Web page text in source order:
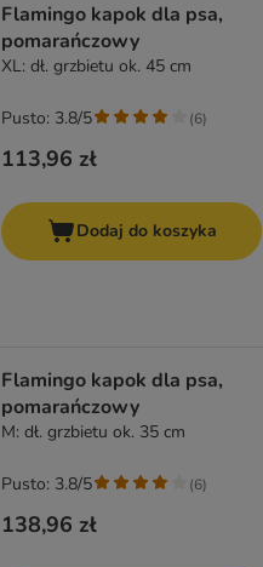
Flamingo kapok dla psa,
pomarańczowy
XL: dł. grzbietu ok. 45 cm
113,96 zł
Pusto: 3.8/5 (6)
Dodaj do koszyka
Flamingo kapok dla psa,
pomarańczowy
M: dł. grzbietu ok. 35 cm
138,96 zł
Pusto: 3.8/5 (6)